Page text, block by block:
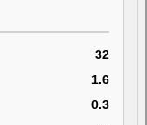
32
1.6
0.3